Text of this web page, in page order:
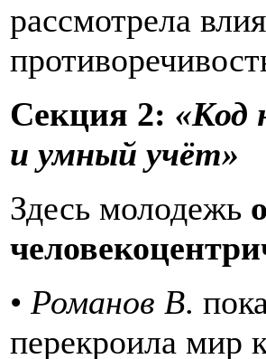
рассмотрела
Секция 2: «Код
и умный учёт»
Здесь молодежь
• Романов В.
перекроила мир